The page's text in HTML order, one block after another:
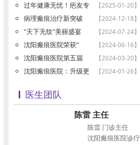
过年健康无忧！疤友专 【2025-01-20】
病理瘢痕治疗新突破 【2024-12-18】
"天下无纹"美丽盛宴 【2024-07-24】
沈阳瘢痕医院荣获“ 【2024-06-16】
沈阳瘢痕医院第五届 【2024-03-20】
沈阳瘢痕医院：升级更 【2024-01-26】
医生团队
陈雷 主任
陈雷 门诊主任
沈阳瘢痕医院诊疗